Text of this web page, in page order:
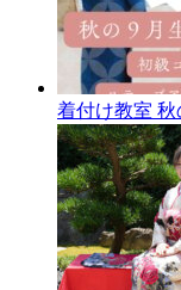
着付け教室 秋